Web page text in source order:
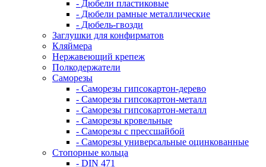
- Дюбели пластиковые
- Дюбели рамные металлические
- Дюбель-гвозди
Заглушки для конфирматов
Кляймера
Нержавеющий крепеж
Полкодержатели
Саморезы
- Саморезы гипсокартон-дерево
- Саморезы гипсокартон-металл
- Саморезы гипсокартон-металл
- Саморезы кровельные
- Саморезы с прессшайбой
- Саморезы универсальные оцинкованные
Стопорные кольца
- DIN 471